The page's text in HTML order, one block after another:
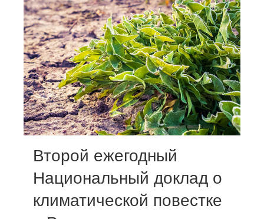
Научные подразделения
Администрация
Сотрудники
Отчетность
Противодействие коррупции
Материалы для СМИ
Публикации
Второй ежегодный
Национальный доклад о
климатической повестке